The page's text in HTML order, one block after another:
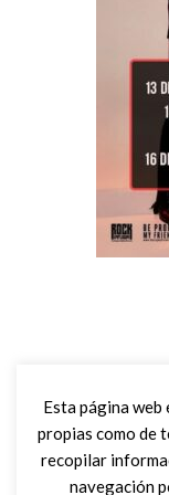
Esta página
propias como de
recopilar
navegación